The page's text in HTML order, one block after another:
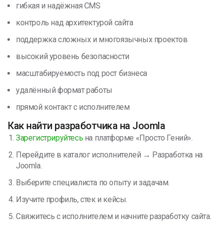
гибкая и надёжная CMS
контроль над архитектурой сайта
поддержка сложных и многоязычных проектов
высокий уровень безопасности
масштабируемость под рост бизнеса
удалённый формат работы
прямой контакт с исполнителем
Как найти разработчика на Joomla
Зарегистрируйтесь на платформе «Просто Гений».
Перейдите в каталог исполнителей → Разработка на
Joomla.
Выберите специалиста по опыту и задачам.
Изучите профиль, стек и кейсы.
Свяжитесь с исполнителем и начните разработку сайта.